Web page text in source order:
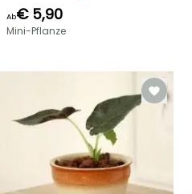
Ab€ 5,90
Mini-Pflanze